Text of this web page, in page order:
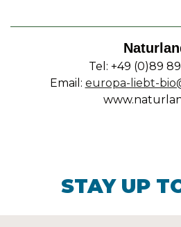
Tel: +49 (0)89
Email: europa-liebt-
STAY UP